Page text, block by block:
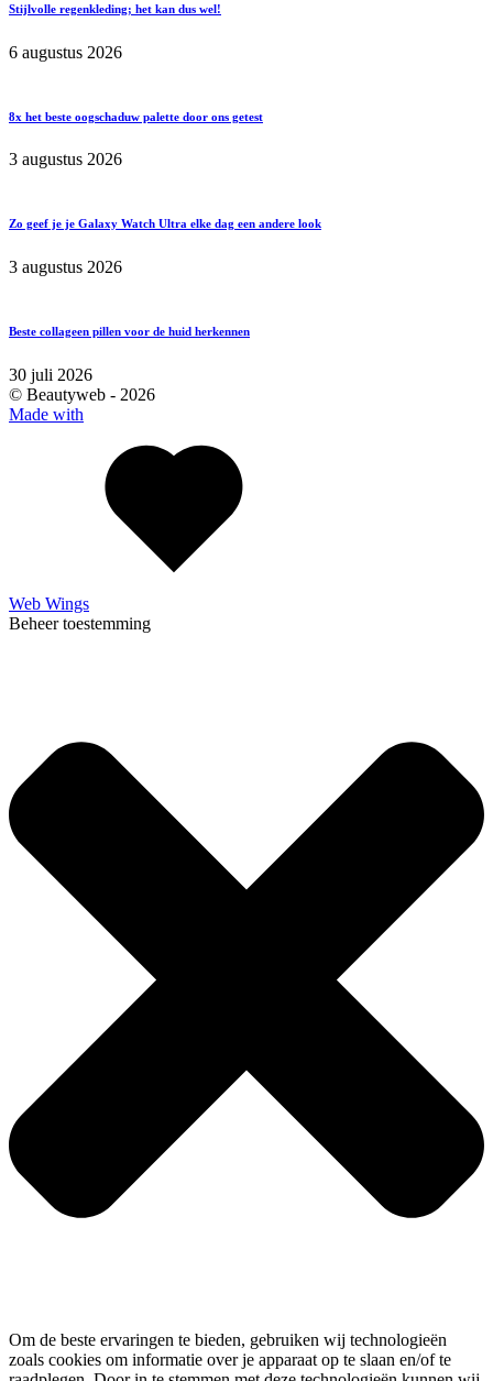
Stijlvolle regenkleding; het kan dus wel!
6 augustus 2026
8x het beste oogschaduw palette door ons getest
3 augustus 2026
Zo geef je je Galaxy Watch Ultra elke dag een andere look
3 augustus 2026
Beste collageen pillen voor de huid herkennen
30 juli 2026
© Beautyweb - 2026
Made with
Web Wings
Beheer toestemming
Om de beste ervaringen te bieden, gebruiken wij technologieën
zoals cookies om informatie over je apparaat op te slaan en/of te